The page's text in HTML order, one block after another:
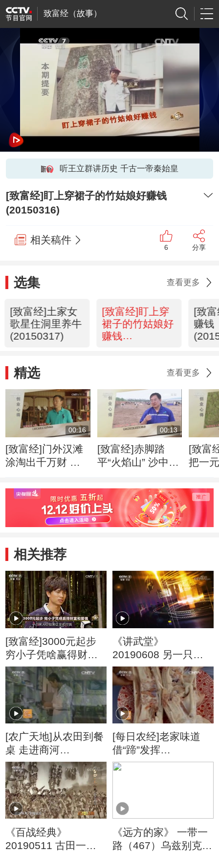
致富经（故事）
听王立群讲历史 千古一帝秦始皇
[致富经]盯上穿裙子的竹姑娘好赚钱
(20150316)
相关稿件
6 分享
选集 查看更多
[致富经]土家女
歌星住洞里养牛
(20150317)
[致富经]盯上穿
裙子的竹姑娘好
赚钱
[致
赚钱
精选 查看更多
00:16
[致富经]门外汉滩
涂淘出千万财 创
00:13
[致富经]赤脚踏
平“火焰山” 沙中掘
得
[致富
把一
相关推荐
[致富经]3000元起步
穷小子凭啥赢得财富
和爱情 20160902
《讲武堂》
20190608 另一只眼
看战争（五）女性与
战争
[农广天地]从农田到餐
桌 走进商河
(20160115)
[每日农经]老家味道
借“蹄”发挥
(20160126)
《百战经典》
20190511 古田一九
《远方的家》 一带一
路（467）乌兹别克斯